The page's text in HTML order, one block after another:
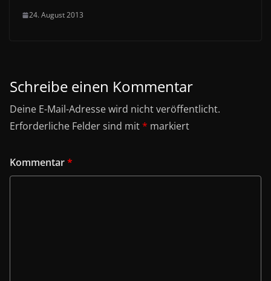
24. August 2013
Schreibe einen Kommentar
Deine E-Mail-Adresse wird nicht veröffentlicht.
Erforderliche Felder sind mit* markiert
Kommentar*